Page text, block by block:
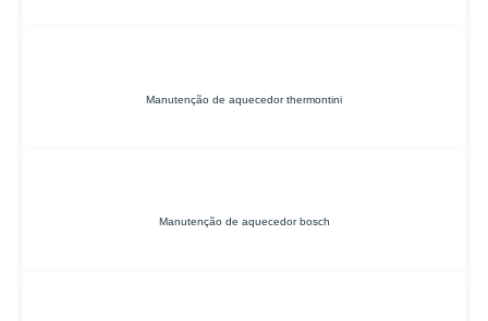
Manutenção de aquecedor thermontini
Manutenção de aquecedor bosch